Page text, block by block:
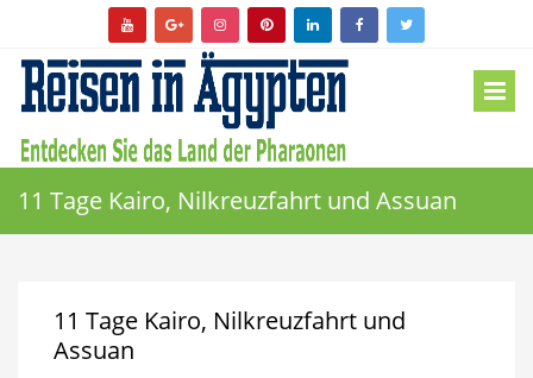
11 Tage Kairo, Nilkreuzfahrt und Assuan
11 Tage Kairo, Nilkreuzfahrt und
Assuan